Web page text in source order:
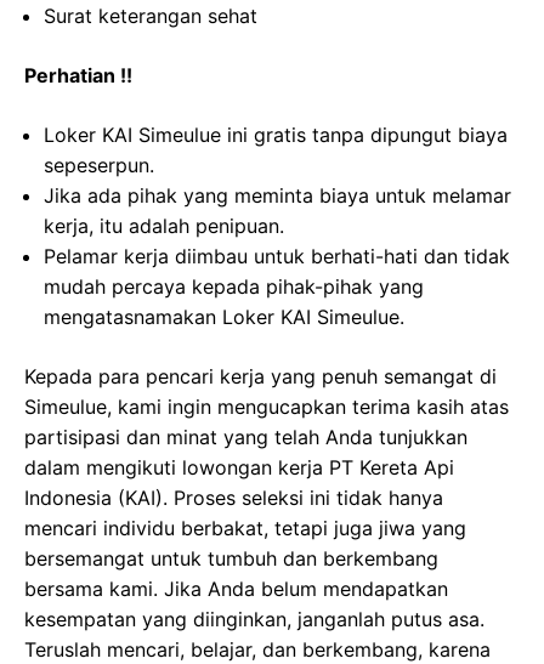
Surat keterangan sehat
Perhatian !!
Loker KAI Simeulue ini gratis tanpa dipungut biaya
sepeserpun.
Jika ada pihak yang meminta biaya untuk melamar
kerja, itu adalah penipuan.
Pelamar kerja diimbau untuk berhati-hati dan tidak
mudah percaya kepada pihak-pihak yang
mengatasnamakan Loker KAI Simeulue.
Kepada para pencari kerja yang penuh semangat di
Simeulue, kami ingin mengucapkan terima kasih atas
partisipasi dan minat yang telah Anda tunjukkan
dalam mengikuti lowongan kerja PT Kereta Api
Indonesia (KAI). Proses seleksi ini tidak hanya
mencari individu berbakat, tetapi juga jiwa yang
bersemangat untuk tumbuh dan berkembang
bersama kami. Jika Anda belum mendapatkan
kesempatan yang diinginkan, janganlah putus asa.
Teruslah mencari, belajar, dan berkembang, karena